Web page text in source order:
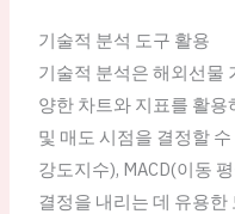
기술적 분석 도구 활용
기술적 분석은 해외선물
양한 차트와 지표를 활
및 매도 시점을 결정할
강도지수), MACD(이동
결정을 내리는 데 유용